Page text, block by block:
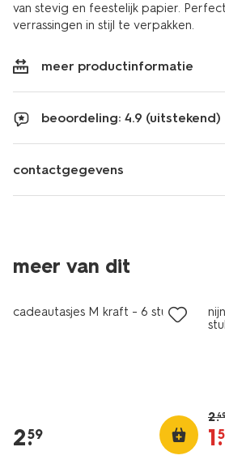
van stevig en feestelijk papier.
verrassingen in stijl te verpakken.
meer productinformatie
beoordeling: 4.9 (uitstekend)
contactgegevens
meer van dit
cadeautasjes M kraft - 6 stuks
2.
59
2.49
1.